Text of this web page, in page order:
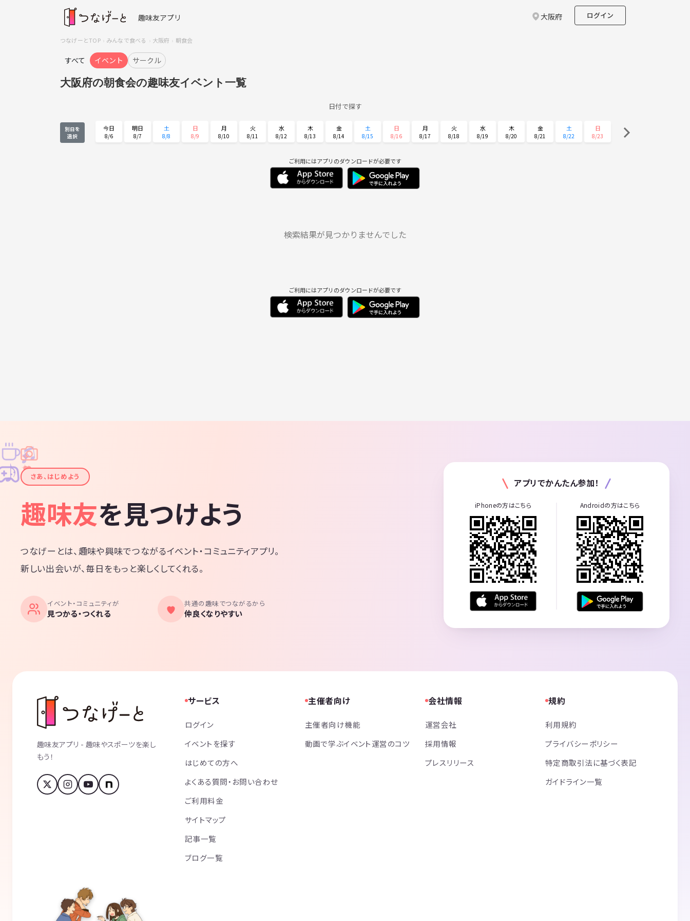
趣味友アプリ 大阪府 ログイン
つなげーとTOP みんなで食べる 大阪府 朝食会
すべて イベント サークル
大阪府の朝食会の趣味友イベント一覧
日付で探す
別日を
選択
今日
8/6
明日
8/7
土
8/8
日
8/9
月
8/10
火
8/11
水
8/12
木
8/13
金
8/14
土
8/15
日
8/16
月
8/17
火
8/18
水
8/19
木
8/20
金
8/21
土
8/22
日
8/23
8/31 9/1 9/2 9/3
ご利用にはアプリのダウンロードが必要です
検索結果が見つかりませんでした
ご利用にはアプリのダウンロードが必要です
✦
✦
✧
✧
♪
♫
さあ、はじめよう
趣味友を見つけよう
つなげーとは、趣味や興味でつながるイベント・コミュニティアプリ。
新しい出会いが、毎日をもっと楽しくしてくれる。
イベント・コミュニティが
見つかる・つくれる
共通の趣味でつながるから
仲良くなりやすい
アプリでかんたん参加！
iPhoneの方はこちら Androidの方はこちら
趣味友アプリ - 趣味やスポーツを楽し
もう！
サービス
ログイン
イベントを探す
はじめての方へ
よくある質問・お問い合わせ
ご利用料金
サイトマップ
記事一覧
ブログ一覧
主催者向け
主催者向け機能
動画で学ぶイベント運営のコツ
会社情報
運営会社
採用情報
プレスリリース
規約
利用規約
プライバシーポリシー
特定商取引法に基づく表記
ガイドライン一覧